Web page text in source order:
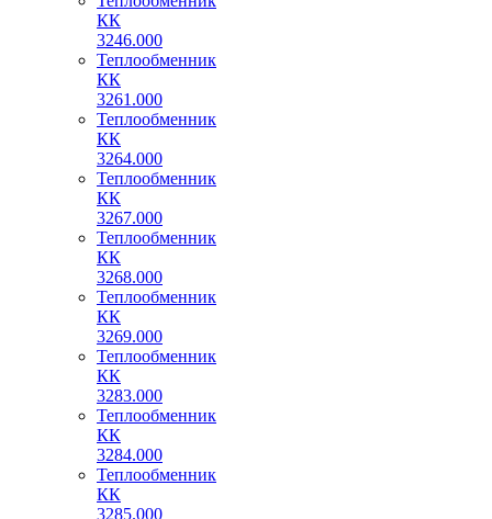
КК
3246.000
Теплообменник
КК
3261.000
Теплообменник
КК
3264.000
Теплообменник
КК
3267.000
Теплообменник
КК
3268.000
Теплообменник
КК
3269.000
Теплообменник
КК
3283.000
Теплообменник
КК
3284.000
Теплообменник
КК
3285.000